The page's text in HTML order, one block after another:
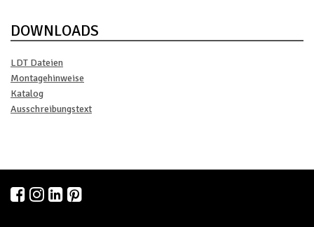
DOWNLOADS
LDT Dateien
Montagehinweise
Katalog
Ausschreibungstext